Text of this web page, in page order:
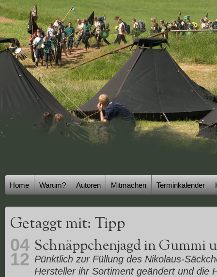
Home Warum? Autoren Mitmachen Terminkalender
Getaggt mit: Tipp
04
12
Schnäppchenjagd in Gummi
Pünktlich zur Füllung des Nikolaus-
Hersteller ihr Sortiment geändert und die